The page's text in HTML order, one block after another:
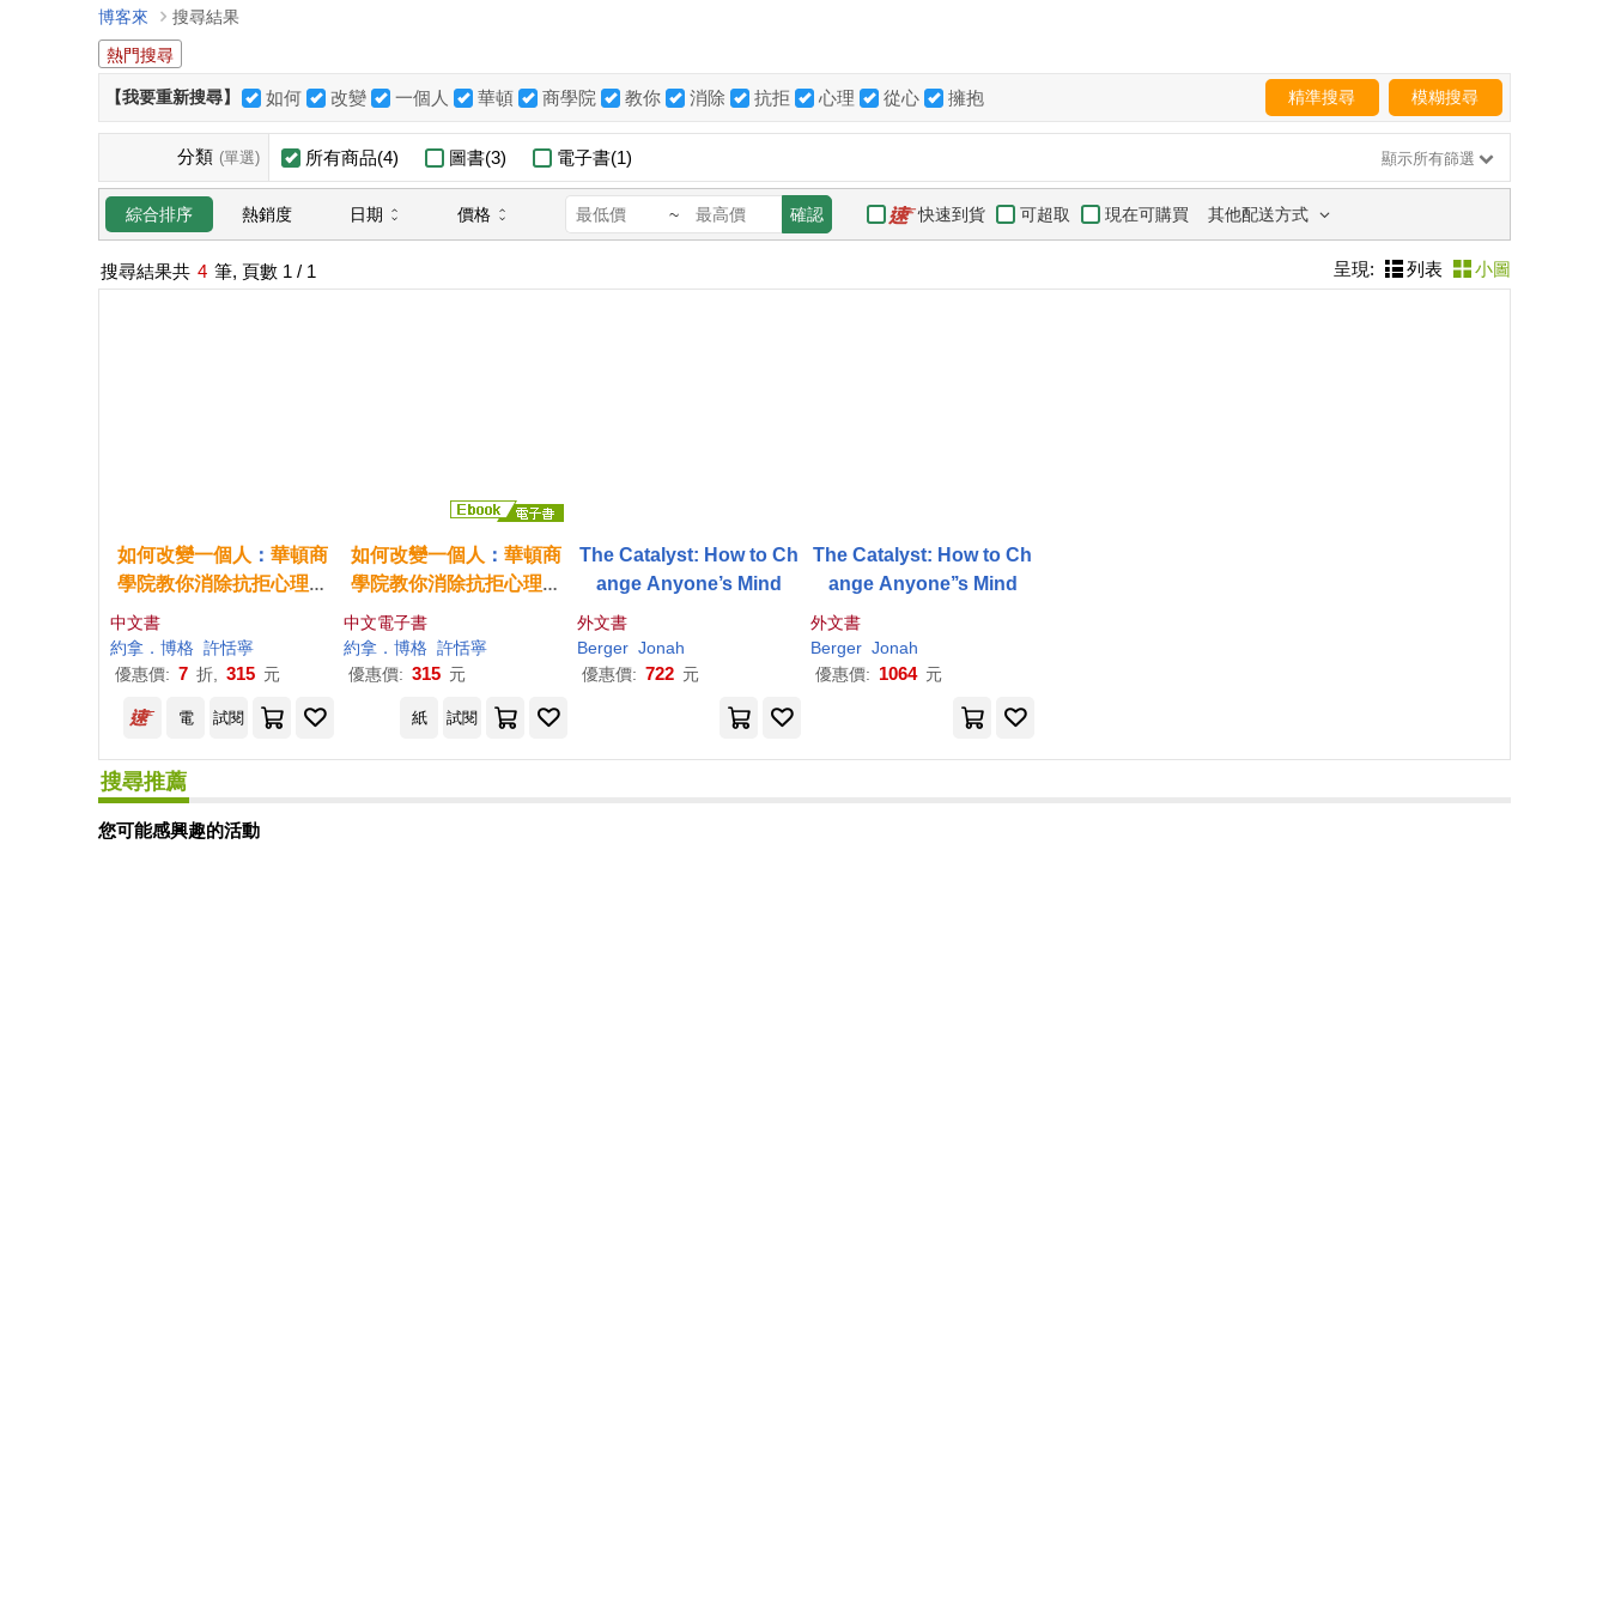
博客來
搜尋結果
熱門搜尋
【我要重新搜尋】 如何 改變 一個人 華頓 商學院 教你 消除 抗拒 心理 從心 擁抱 精準搜尋 模糊搜尋
分類 (單選) 所有商品(4) 圖書(3) 電子書(1) 顯示所有篩選
綜合排序 熱銷度 日期 價格 ~ 確認 快速到貨 可超取 現在可購買 其他配送方式
搜尋結果共 4 筆, 頁數 1 / 1 呈現: 列表 小圖
如何改變一個人 ： 華頓商
學院教你消除抗拒心理，
中文書
約拿．博格 許恬寧
優惠價: 7 折, 315 元
如何改變一個人 ： 華頓商
學院教你消除抗拒心理，
從心擁抱
中文電子書
約拿．博格 許恬寧
優惠價: 315 元
The Catalyst: How to Ch
ange Anyone’s Mind
外文書
Berger Jonah
優惠價: 722 元
The Catalyst: How to Ch
ange Anyone’’s Mind
外文書
Berger Jonah
優惠價: 1064 元
電 試閱 紙 試閱
搜尋推薦
您可能感興趣的活動